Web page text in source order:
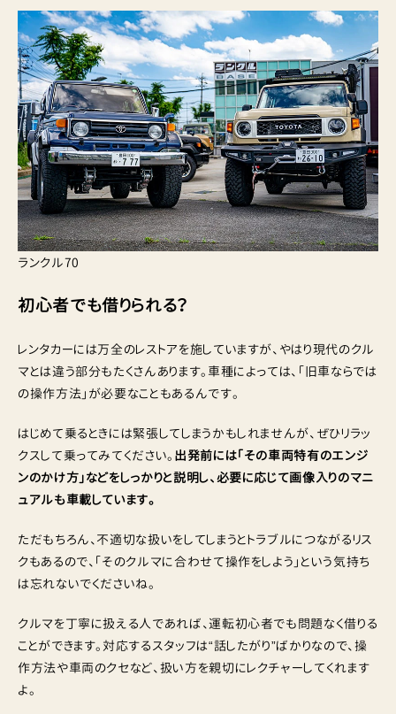
ランクル70
初心者でも借りられる？
レンタカーには万全のレストアを施していますが、やはり現代のクル
マとは違う部分もたくさんあります。車種によっては、「旧車ならでは
の操作方法」が必要なこともあるんです。
はじめて乗るときには緊張してしまうかもしれませんが、ぜひリラッ
クスして乗ってみてください。 出発前には「その車両特有のエンジ
ンのかけ方」などをしっかりと説明し、必要に応じて画像入りのマニ
ュアルも車載しています。
ただもちろん、不適切な扱いをしてしまうとトラブルにつながるリス
クもあるので、「そのクルマに合わせて操作をしよう」という気持ち
は忘れないでくださいね。
クルマを丁寧に扱える人であれば、運転初心者でも問題なく借りる
ことができます。対応するスタッフは“話したがり”ばかりなので、操
作方法や車両のクセなど、扱い方を親切にレクチャーしてくれます
よ。